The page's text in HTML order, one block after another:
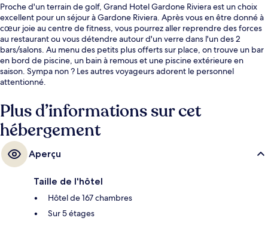
Proche d'un terrain de golf, Grand Hotel Gardone Riviera est un choix
excellent pour un séjour à Gardone Riviera. Après vous en être donné à
cœur joie au centre de fitness, vous pourrez aller reprendre des forces
au restaurant ou vous détendre autour d'un verre dans l'un des 2
bars/salons. Au menu des petits plus offerts sur place, on trouve un bar
en bord de piscine, un bain à remous et une piscine extérieure en
saison. Sympa non ? Les autres voyageurs adorent le personnel
attentionné.
Plus d’informations sur cet
hébergement
Aperçu
Taille de l'hôtel
Hôtel de 167 chambres
Sur 5 étages